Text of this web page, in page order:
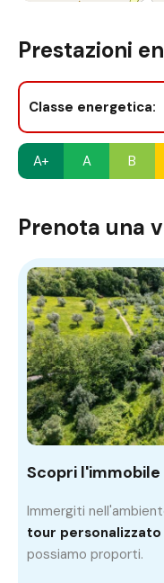
Prestazioni
Classe energetica:
A+ A B
Prenota una
Scopri
Immergiti
tour personalizzato
possiamo proporti.